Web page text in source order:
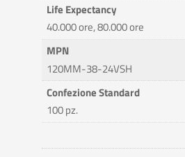
Life Expectancy
40.000 ore, 80.000 ore
MPN
120MM-38-24VSH
Confezione Standard
100 pz.